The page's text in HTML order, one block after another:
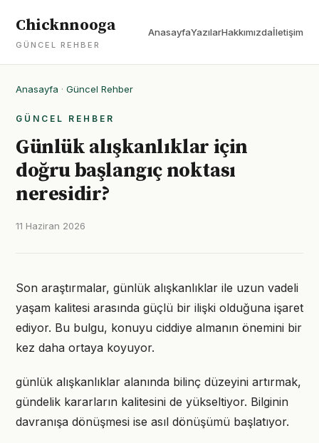
Chicknnooga
GÜNCEL REHBER
AnasayfaYazılarHakkımızdaİletişim
Anasayfa · Güncel Rehber
GÜNCEL REHBER
Günlük alışkanlıklar için
doğru başlangıç noktası
neresidir?
11 Haziran 2026
Son araştırmalar, günlük alışkanlıklar ile uzun vadeli
yaşam kalitesi arasında güçlü bir ilişki olduğuna işaret
ediyor. Bu bulgu, konuyu ciddiye almanın önemini bir
kez daha ortaya koyuyor.
günlük alışkanlıklar alanında bilinç düzeyini artırmak,
gündelik kararların kalitesini de yükseltiyor. Bilginin
davranışa dönüşmesi ise asıl dönüşümü başlatıyor.